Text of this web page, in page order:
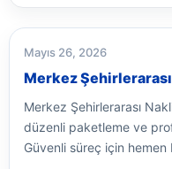
Mayıs 26, 2026
Merkez
Merkez Şehirlerarası
düzenli paketleme ve
Güvenli süreç için hemen